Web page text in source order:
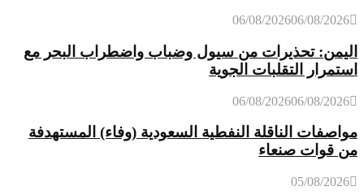
06/08/202606/08/2026
اليمن: تحذيرات من سيول وضباب واضطراب البحر مع
استمرار التقلبات الجوية
06/08/202606/08/2026
مواصفات الناقلة النفطية السعودية (وفاء) المستهدفة
من قوات صنعاء
05/08/2026